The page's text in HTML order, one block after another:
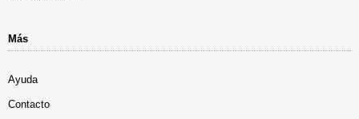
Más
Ayuda
Contacto